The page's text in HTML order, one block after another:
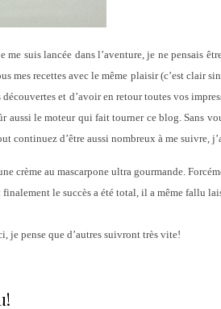
suis lancée dans l’aventure, je ne pensais
mes recettes avec le même plaisir (c’est clair
et d’avoir en retour toutes vos
aussi le moteur qui fait tourner ce blog. Sans
continuez d’être aussi nombreux à me suivre,
crème au mascarpone ultra gourmande.
le succès a été total, il a même fallu
je pense que d’autres suivront très vite!